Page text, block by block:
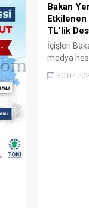
Bakan
TL’lik
İçişleri
medya
aylarında